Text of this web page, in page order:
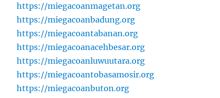
https://miegacoanmagetan.org
https://miegacoanbadung.org
https://miegacoantabanan.org
https://miegacoanacehbesar.org
https://miegacoanluwuutara.org
https://miegacoantobasamosir.org
https://miegacoanbuton.org